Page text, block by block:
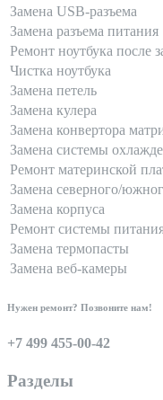
Замена USB-разъема
Замена разъема питания
Ремонт ноутбука после
Чистка ноутбука
Замена петель
Замена кулера
Замена конвертора
Замена системы
Ремонт материнской
Замена северного/
Замена корпуса
Ремонт системы
Замена термопасты
Замена веб-камеры
Нужен ремонт? Позвоните нам!
+7 499 455-00-42
Разделы